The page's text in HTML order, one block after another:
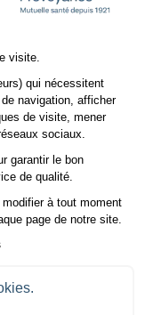
visite.
qui nécessitent
navigation, afficher
de visite, mener
sociaux.
garantir le bon
de qualité.
à tout moment
page de notre site.
Médiation